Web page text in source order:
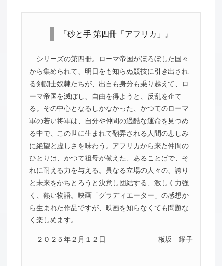
『砂と手 第四冊「アフリカ」』
シリーズの第四冊。ローマ帝国がほろぼした国々
から集められて、明日をも知らぬ競技に引き出され
る剣闘士奴隷たちが、出自も身分も乗り越えて、ロ
ーマ帝国を滅ぼし、自由を得ようと、反乱を企て
る。その中心となるしかなかった、かつてのローマ
軍の若い将軍は、自分や仲間の過酷な運命を見つめ
る中で、この世に生まれて翻弄される人間の悲しみ
に絶望と虚しさを味わう。アフリカから来た仲間の
ひとりは、かつて祖母が教えた、あることばで、そ
れに耐える力を与える。異なる立場の人々の、誇り
と未来をかちとろうと決意し団結する、激しく力強
く、熱い物語。映画「グラディエーター」の感想か
ら生まれた作品ですが、映画を知らなくても問題な
く楽しめます。
２０２５年２月１２日 板坂 耀子